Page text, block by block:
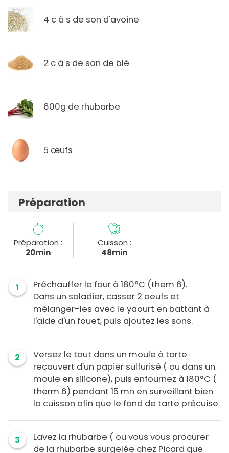
4 c à s de son d'avoine
2 c à s de son de blé
600g de rhubarbe
5 œufs
Préparation
Préparation :
20min
Cuisson :
48min
1
Préchauffer le four à 180°C (them 6).
Dans un saladier, casser 2 oeufs et
mélanger-les avec le yaourt en battant à
l'aide d'un fouet, puis ajoutez les sons.
2
Versez le tout dans un moule à tarte
recouvert d'un papier sulfurisé ( ou dans un
moule en silicone), puis enfournez à 180°C (
therm 6) pendant 15 mn en surveillant bien
la cuisson afin que le fond de tarte précuise.
3
Lavez la rhubarbe ( ou vous vous procurer
de la rhubarbe surgelée chez Picard que